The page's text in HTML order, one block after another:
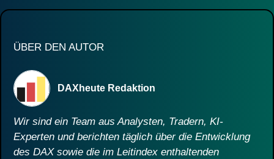
ÜBER DEN AUTOR
DAXheute Redaktion
Wir sind ein Team aus Analysten, Tradern, KI-
Experten und berichten täglich über die Entwicklung
des DAX sowie die im Leitindex enthaltenden